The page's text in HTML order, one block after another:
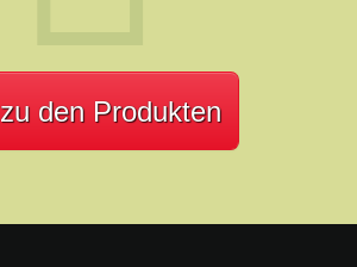
zu den Produkten